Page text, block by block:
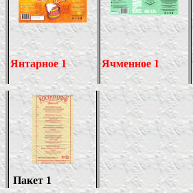
Янтарное 1 Ячменное 1
Пакет 1